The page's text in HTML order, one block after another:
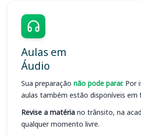
Aulas em
Áudio
Sua preparação não pode parar. Por
aulas também estão disponíveis em
Revise a matéria no trânsito, na
qualquer momento livre.